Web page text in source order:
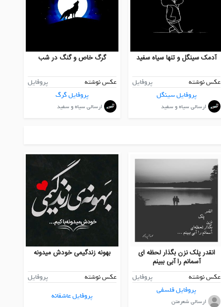
آدمک سینگل و تنها سیاه سفید
عکس نوشته
پروفایل
پروفایل سینگل
ارسالی سیاه و سفید
گرگ خاص و گنگ در شب
عکس نوشته
پروفایل
پروفایل گرگ
ارسالی سیاه و سفید
انقدر پلک نزن بگذار لحظه ای
آسمانم را آبی ببینم
عکس نوشته
پروفایل
پروفایل فلسفی
ارسالی شعرمتن
بهونه زندگیمی خودش میدونه
عکس نوشته
پروفایل
پروفایل عاشقانه